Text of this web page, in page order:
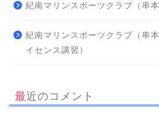
紀南マリンスポーツクラブ（串
紀南マリンスポーツクラブ（串
イセンス講習）
最近のコメント